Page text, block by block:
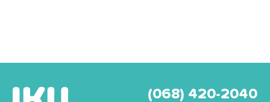
(068) 420-2040